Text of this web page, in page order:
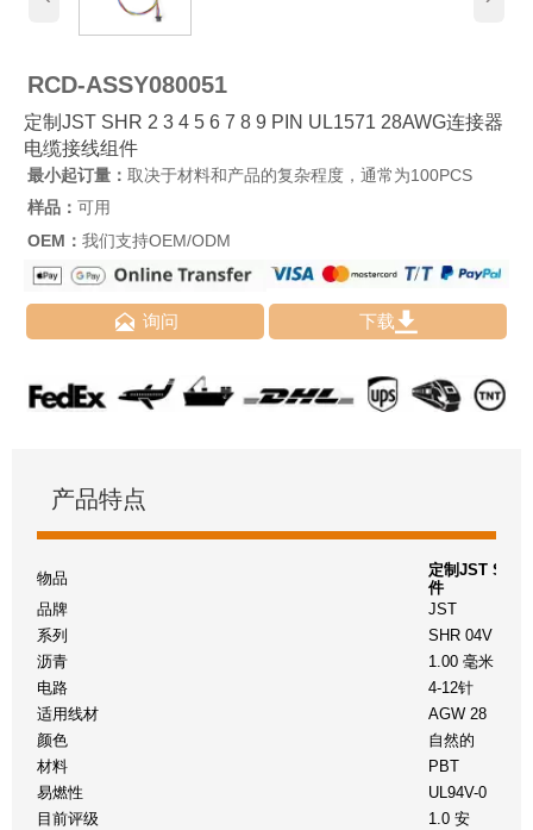
RCD-ASSY080051
定制JST SHR 2 3 4 5 6 7 8 9 PIN UL1571 28AWG连接器
电缆接线组件
最小起订量： 取决于材料和产品的复杂程度，通常为100PCS
样品： 可用
OEM： 我们支持OEM/ODM
 询问 下载
产品特点
物品
定制JST SHR
件
品牌
JST
系列
SHR 04V
沥青
1.00 毫米
电路
4-12针
适用线材
AGW 28
颜色
自然的
材料
PBT
易燃性
UL94V-0
目前评级
1.0 安